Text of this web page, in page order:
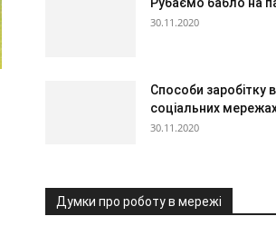
30.11.2020
Способи заробітку в
соціальних
30.11.2020
Думки про роботу в мережі